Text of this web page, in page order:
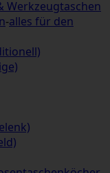
Werkzeugtaschen
-alles für den